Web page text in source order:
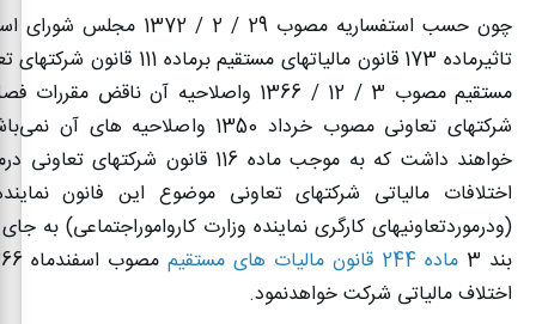
چون حسب استفساریه مصوب 29 / 2 /
تاثیرماده 173 قانون مالیاتهای مستقیم
مستقیم مصوب 3 / 12 / 1366 واصلاحیه آن ناقض
شرکتهای تعاونی مصوب خرداد 1350 واصلاحیه
خواهند داشت که به موجب ماده 116 قانون
اختلافات مالیاتی شرکتهای تعاونی موضوع این فانون
(ودرموردتعاونیهای کارگری نماینده وزارت کارواموراجتماعی) به
بند 3
ماده 244 قانون مالیات های مستقیم
اختلاف مالیاتی شرکت خواهدنمود.